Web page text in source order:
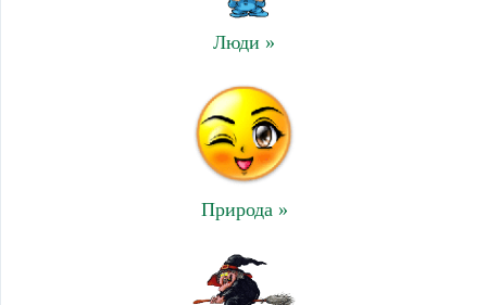
Люди »
Природа »